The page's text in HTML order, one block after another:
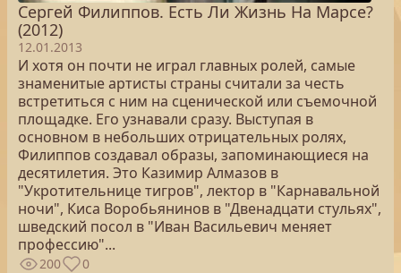
Сергей Филиппов. Есть Ли Жизнь На Марсе?
(2012)
12.01.2013
И хотя он почти не играл главных ролей, самые
знаменитые артисты страны считали за честь
встретиться с ним на сценической или съемочной
площадке. Его узнавали сразу. Выступая в
основном в небольших отрицательных ролях,
Филиппов создавал образы, запоминающиеся на
десятилетия. Это Казимир Алмазов в
"Укротительнице тигров", лектор в "Карнавальной
ночи", Киса Воробьянинов в "Двенадцати стульях",
шведский посол в "Иван Васильевич меняет
профессию"...
200 0